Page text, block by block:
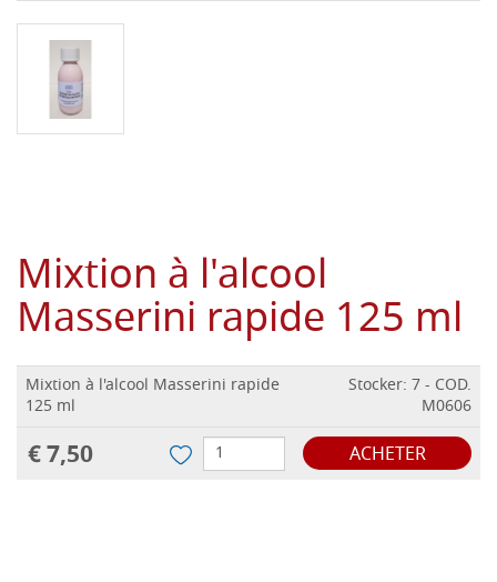
Mixtion à l'alcool
Masserini rapide 125 ml
Mixtion à l'alcool Masserini rapide
125 ml
Stocker: 7 - COD.
M0606
€ 7,50 ACHETER